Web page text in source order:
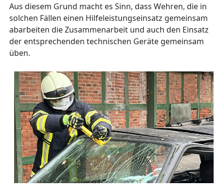
Aus diesem Grund macht es Sinn, dass Wehren, die in
solchen Fällen einen Hilfeleistungseinsatz gemeinsam
abarbeiten die Zusammenarbeit und auch den Einsatz
der entsprechenden technischen Geräte gemeinsam
üben.